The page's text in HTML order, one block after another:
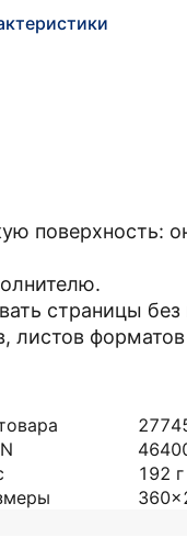
поверхность:
страницы
листов
192 г